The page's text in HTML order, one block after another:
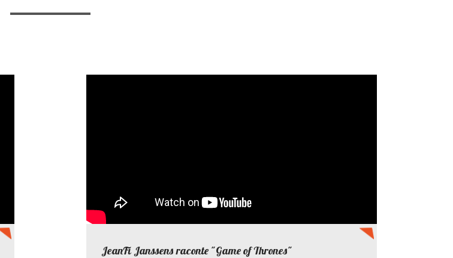
JeanFi Janssens raconte "Game of Thrones"